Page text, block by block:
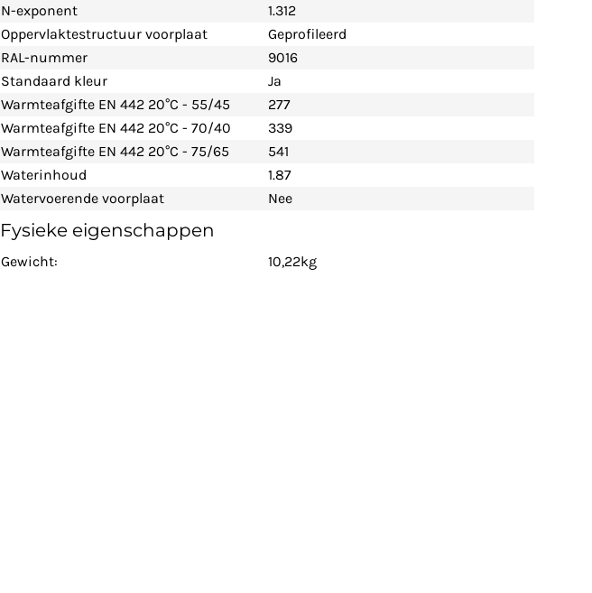
N-exponent
1.312
Oppervlaktestructuur voorplaat
Geprofileerd
RAL-nummer
9016
Standaard kleur
Ja
Warmteafgifte EN 442 20°C - 55/45
277
Warmteafgifte EN 442 20°C - 70/40
339
Warmteafgifte EN 442 20°C - 75/65
541
Waterinhoud
1.87
Watervoerende voorplaat
Nee
Fysieke eigenschappen
Gewicht: 10,22kg